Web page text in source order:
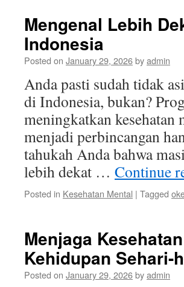
Mengenal Lebih
Indonesia
Posted on January 29, 2026byadmin
Anda pasti sudah tidak
di Indonesia, bukan?
meningkatkan kesehatan
menjadi perbincangan
tahukah Anda bahwa
lebih dekat … Continue
Posted in Kesehatan Mental | Tagged
Menjaga
Kehidupan Sehari-
Posted on January 29, 2026byadmin